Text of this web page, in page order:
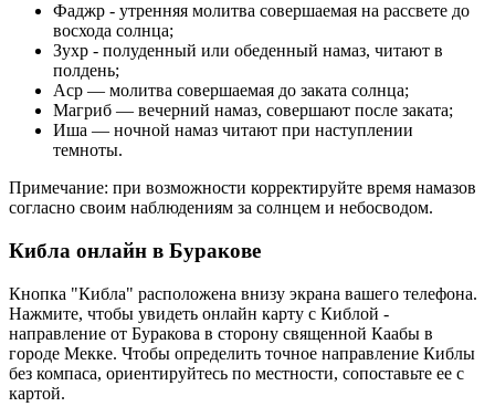
Фаджр - утренняя молитва совершаемая на рассвете до
восхода солнца;
Зухр - полуденный или обеденный намаз, читают в
полдень;
Аср — молитва совершаемая до заката солнца;
Магриб — вечерний намаз, совершают после заката;
Иша — ночной намаз читают при наступлении
темноты.
Примечание: при возможности корректируйте время намазов
согласно своим наблюдениям за солнцем и небосводом.
Кибла онлайн в Буракове
Кнопка "Кибла" расположена внизу экрана вашего телефона.
Нажмите, чтобы увидеть онлайн карту с Киблой -
направление от Буракова в сторону священной Каабы в
городе Мекке. Чтобы определить точное направление Киблы
без компаса, ориентируйтесь по местности, сопоставьте ее с
картой.